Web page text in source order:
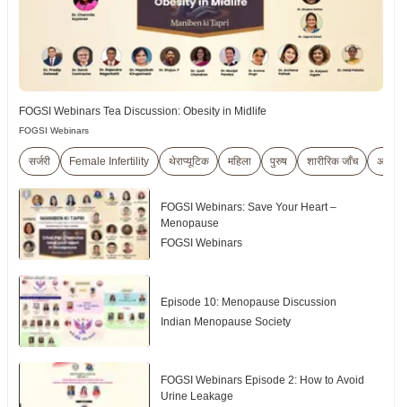
FOGSI Webinars Tea Discussion: Obesity in Midlife
FOGSI Webinars
सर्जरी Female Infertility थेराप्यूटिक महिला पुरुष शारीरिक जाँच
FOGSI Webinars: Save Your Heart –
Menopause
FOGSI Webinars
Episode 10: Menopause Discussion
Indian Menopause Society
FOGSI Webinars Episode 2: How to Avoid
Urine Leakage